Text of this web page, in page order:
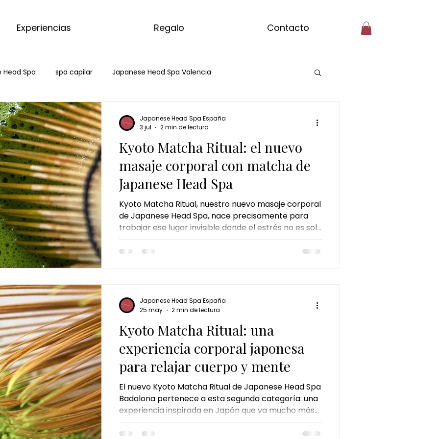
Experiencias Regalo Contacto
Head Spa spa capilar Japanese Head Spa Valencia
Salud Capilar Badalona
masaje con matcha kyoto matcha ritual matcha massage
de jengibre ritual de jengibre masaje corporal de jengibre
chocolate y pistacho cheque de regalo El regalo perfecto
badalona badalona
Kyoto Matcha Ritual: el nuevo
masaje corporal con matcha de
Japanese Head Spa
Kyoto Matcha Ritual, nuestro nuevo masaje corporal
de Japanese Head Spa, nace precisamente para
trabajar ese lugar invisible donde el estrés no es solo
mental, sino físico, emocional y energético.
Japanese Head Spa España
3 jul
2 min de lectura
Kyoto Matcha Ritual: una
experiencia corporal japonesa
para relajar cuerpo y mente
El nuevo Kyoto Matcha Ritual de Japanese Head Spa
Badalona pertenece a esta segunda categoría: una
experiencia inspirada en Japón que va mucho más
allá del masaje tradicional para convertirse en un
auténtico ritual corporal consciente, diseñado para
Japanese Head Spa España
25 may
2 min de lectura